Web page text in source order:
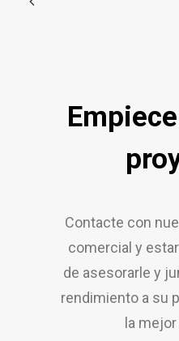
Contacte con
comercial y
de asesorarle y
rendimiento a su
la